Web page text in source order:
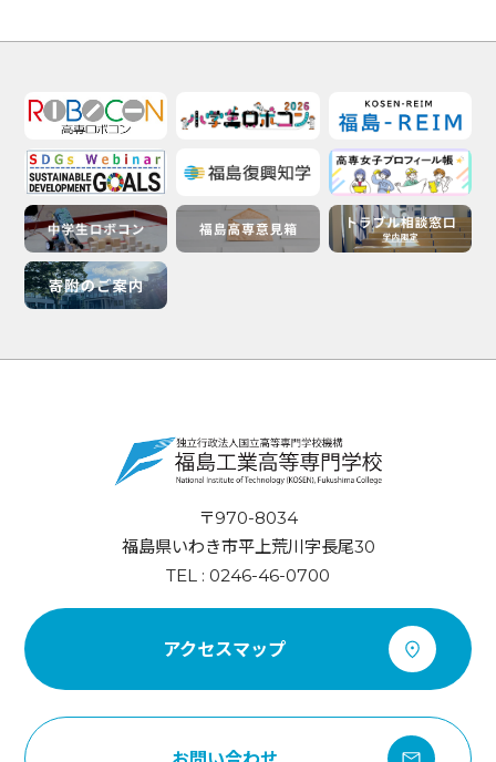
〒970-8034
福島県いわき市平上荒川字長尾30
TEL : 0246-46-0700
アクセスマップ